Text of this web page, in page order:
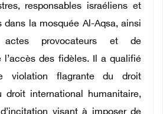
responsables israéliens et
dans la mosquée Al-Aqsa, ainsi
provocateurs et de
l’accès des fidèles. Il a qualifié
violation flagrante du droit
droit international humanitaire,